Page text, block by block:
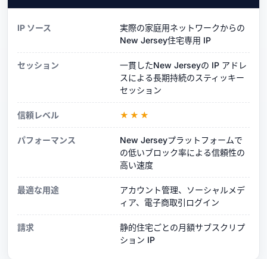
IP ソース
実際の家庭用ネットワークからの
New Jersey住宅専用 IP
セッション
一貫したNew Jerseyの IP アドレ
スによる長期持続のスティッキー
セッション
信頼レベル ★★★
パフォーマンス
New Jerseyプラットフォームで
の低いブロック率による信頼性の
高い速度
最適な用途
アカウント管理、ソーシャルメデ
ィア、電子商取引ログイン
請求
静的住宅ごとの月額サブスクリプ
ション IP